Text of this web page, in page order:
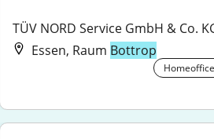
TÜV NORD Service GmbH & Co.
Essen, Raum Bottrop
Homeoffice